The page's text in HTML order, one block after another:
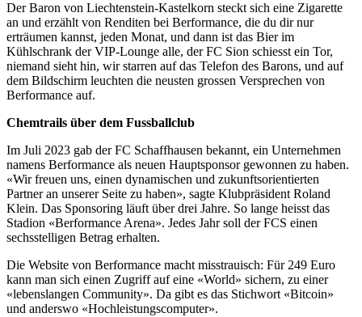
Der Baron von Liechtenstein-Kastelkorn steckt sich eine Zigarette
an und erzählt von Renditen bei Berformance, die du dir nur
erträumen kannst, jeden Monat, und dann ist das Bier im
Kühlschrank der VIP-Lounge alle, der FC Sion schiesst ein Tor,
niemand sieht hin, wir starren auf das Telefon des Barons, und auf
dem Bildschirm leuchten die neusten grossen Versprechen von
Berformance auf.
Chemtrails über dem Fussballclub
Im Juli 2023 gab der FC Schaffhausen bekannt, ein Unternehmen
namens Berformance als neuen Hauptsponsor gewonnen zu haben.
«Wir freuen uns, einen dynamischen und zukunftsorientierten
Partner an unserer Seite zu haben», sagte Klubpräsident Roland
Klein. Das Sponsoring läuft über drei Jahre. So lange heisst das
Stadion «Berformance Arena». Jedes Jahr soll der FCS einen
sechsstelligen Betrag erhalten.
Die Website von Berformance macht misstrauisch: Für 249 Euro
kann man sich einen Zugriff auf eine «World» sichern, zu einer
«lebenslangen Community». Da gibt es das Stichwort «Bitcoin»
und anderswo «Hochleistungscomputer».